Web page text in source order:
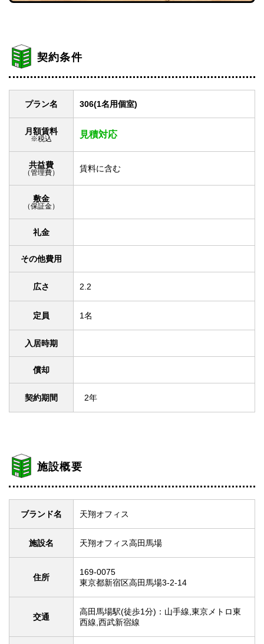
契約条件
プラン名 306(1名用個室)
月額賃料
※税込 見積対応
共益費
（管理費） 賃料に含む
敷金
（保証金）
礼金
その他費用
広さ 2.2
定員 1名
入居時期
償却
契約期間 2年
施設概要
ブランド名 天翔オフィス
施設名 天翔オフィス高田馬場
住所
169-0075
東京都新宿区高田馬場3-2-14
交通
高田馬場駅(徒歩1分)：山手線,東京メトロ東
西線,西武新宿線